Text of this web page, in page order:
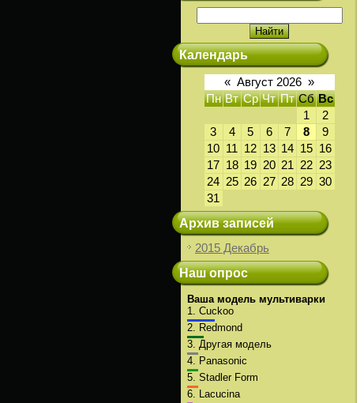
Календарь
« Август 2026 »
Пн Вт Ср Чт Пт Сб Вс
1
2
3
4 5 6 7 8
9
10 11 12 13 14 15 16
17 18 19 20 21 22 23
24 25 26 27 28 29 30
31
Архив записей
2015 Декабрь
Наш опрос
Ваша модель мультиварки
1. Cuckoo
2.
Redmond
3. Другая модель
4.
Panasonic
5. Stadler Form
6.
Lacucina